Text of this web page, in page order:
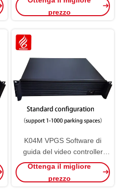
prezzo
K04M VPGS Software di
guida del video controller
centralizzato LPR
Ottenga il migliore
prezzo